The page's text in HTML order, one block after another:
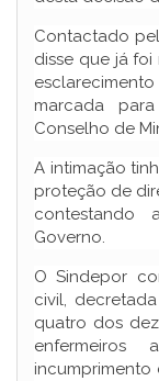
Contactado
disse que já
marcada
Conselho de
A intimação
proteção de
contestando
Governo.
O Sindepor
civil,
quatro dos
incumprimento